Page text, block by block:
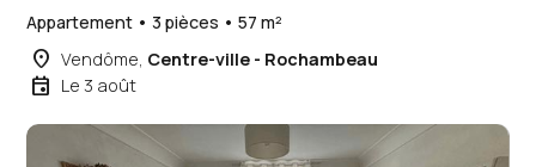
Appartement • 3 pièces • 57 m²
place Vendôme, Centre-ville - Rochambeau
event Le 3 août